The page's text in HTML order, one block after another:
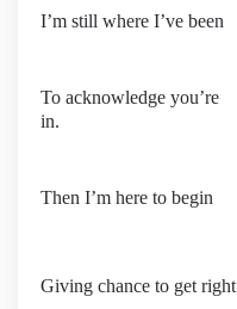
I’m still where I’ve been
To acknowledge you’re
in.
Then I’m here to begin
Giving chance to get right